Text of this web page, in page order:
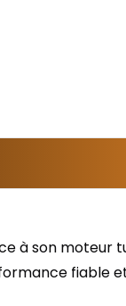
à son moteur
fiable